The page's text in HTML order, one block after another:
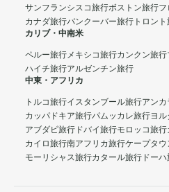
サンフランシスコ旅行ボストン旅行フ
カナダ旅行バンクーバー旅行 トロン
カリブ・中南米
ペルー旅行メキシコ旅行カンクン旅行
ハイチ旅行アルゼンチン旅行
中東・アフリカ
トルコ旅行イスタンブール旅行アン
カッパドキア旅行パムッカレ旅行ヨ
アブダビ旅行 ドバイ旅行モロッコ旅行
カイロ旅行南アフリカ旅行ケープタウ
モーリシャス旅行カタール旅行 ドー